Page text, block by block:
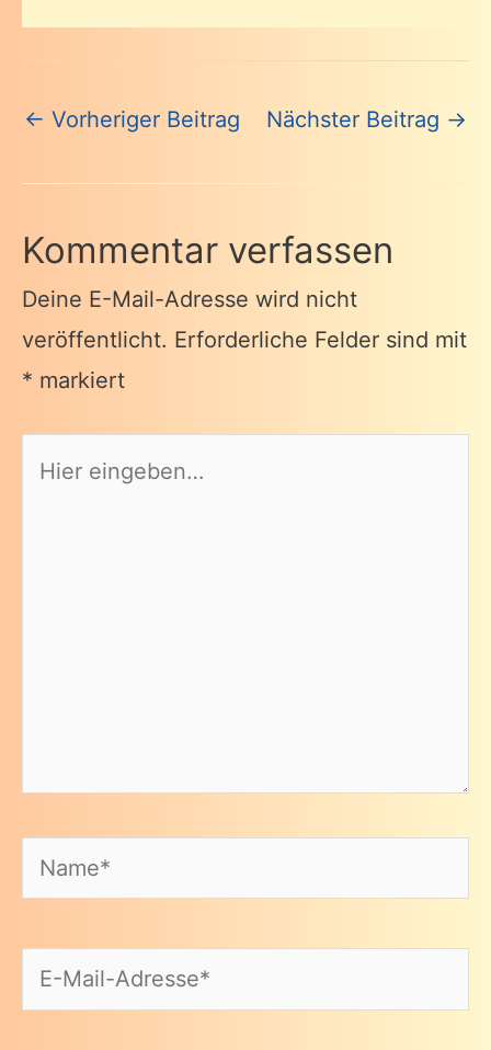
Beitragsnavigation
← Vorheriger Beitrag Nächster Beitrag →
Kommentar verfassen
Deine E-Mail-Adresse wird nicht
veröffentlicht. Erforderliche Felder sind mit
* markiert
eingeben…
Name*
E-
Mail-